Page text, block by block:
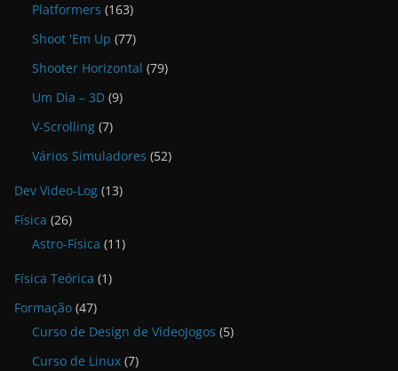
Platformers (163)
Shoot 'Em Up (77)
Shooter Horizontal (79)
Um Dia – 3D (9)
V-Scrolling (7)
Vários Simuladores (52)
Dev Video-Log (13)
Física (26)
Astro-Física (11)
Física Teórica (1)
Formação (47)
Curso de Design de VideoJogos (5)
Curso de Linux (7)